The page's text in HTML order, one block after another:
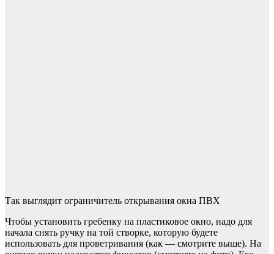
Так выглядит ограничитель открывания окна ПВХ
Чтобы установить гребенку на пластиковое окно, надо для
начала снять ручку на той створке, которую будете
использовать для проветривания (как — смотрите выше). На